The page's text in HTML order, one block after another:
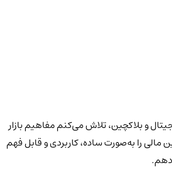
و بلاکچین، تلاش می‌کنم مفاهیم بازار
مالی را به‌صورت ساده، کاربردی و قابل فهم